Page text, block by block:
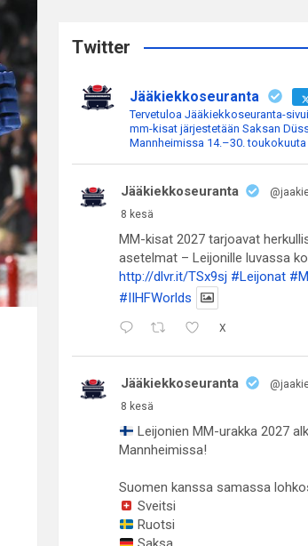
c
Twitter
Jääkiekkoseuranta
Tervetuloa Jääkiekkoseuranta-
mm-kisat järjestetään Saksan
Mannheimissa 14.–30. toukokuuta
Jääkiekkoseuranta
8 kesä
MM-kisat 2027 tarjoavat
asetelmat – Leijonille luvassa
http://dlvr.it/TSx9sj #Leijonat
#IIHFWorlds
X
Jääkiekkoseuranta
8 kesä
Leijonien MM-urakka 2027
Mannheimissa!
Suomen kanssa samassa
Sveitsi
Ruotsi